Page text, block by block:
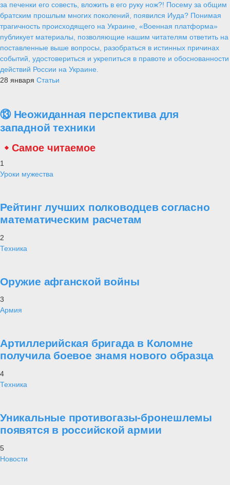
за печенки его совесть, вложить в его руку нож?! Посему за общим
братским прошлым многих поколений, появился Иуда? Понимая
трагичность происходящего на Украине, «Военная платформа»
публикует материалы, позволяющие нашим читателям ответить на
поставленные выше вопросы, разобраться в истинных причинах
событий, удостовериться и укрепиться в правоте и обоснованности
действий России на Украине.
28 января Статьи
⑬ Неожиданная перспектива для
западной техники
Самое читаемое
1
Уроки мужества
Рейтинг лучших полководцев согласно
математическим расчетам
2
Техника
Оружие афганской войны
3
Армия
Артиллерийская бригада в Коломне
получила боевое знамя нового образца
4
Техника
Уникальные противогазы-бронешлемы
появятся в российской армии
5
Новости